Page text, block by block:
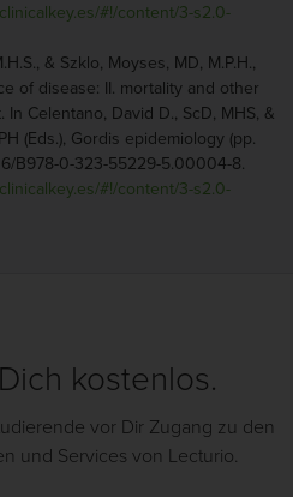
#!/content/3-s2.0-
& Szklo, Moyses, MD, M.P.H.,
of disease: II. mortality and other
Celentano, David D., ScD, MHS, &
(Eds.), Gordis epidemiology (pp.
B978-0-323-55229-5.00004-8.
#!/content/3-s2.0-
kostenlos.
vor Dir Zugang zu den
und Services von Lecturio.